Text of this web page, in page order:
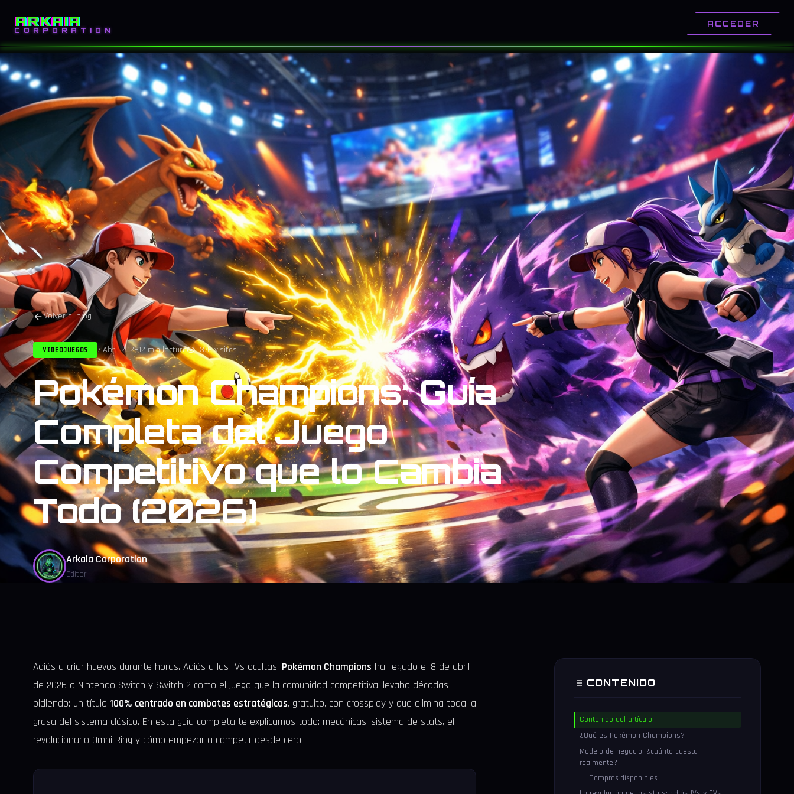
ARKAIA
CORPORATION
ACCEDER
Volver al blog
VIDEOJUEGOS 7 Abril 202612 min lectura 376 visitas
Pokémon Champions: Guía
Completa del Juego
Competitivo que lo Cambia
Todo (2026)
Arkaia Corporation
Editor
Adiós a criar huevos durante horas. Adiós a las IVs ocultas. Pokémon Champions ha llegado el 8 de abril
de 2026 a Nintendo Switch y Switch 2 como el juego que la comunidad competitiva llevaba décadas
pidiendo: un título 100% centrado en combates estratégicos, gratuito, con crossplay y que elimina toda la
grasa del sistema clásico. En esta guía completa te explicamos todo: mecánicas, sistema de stats, el
revolucionario Omni Ring y cómo empezar a competir desde cero.
CONTENIDO
Contenido del artículo
¿Qué es Pokémon Champions?
Modelo de negocio: ¿cuánto cuesta
realmente?
Compras disponibles